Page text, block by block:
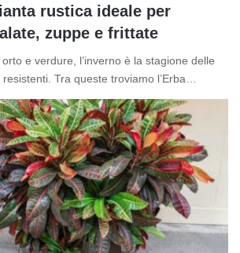
rustica ideale per
zuppe e frittate
e verdure, l’inverno è la stagione delle
Tra queste troviamo l’Erba…